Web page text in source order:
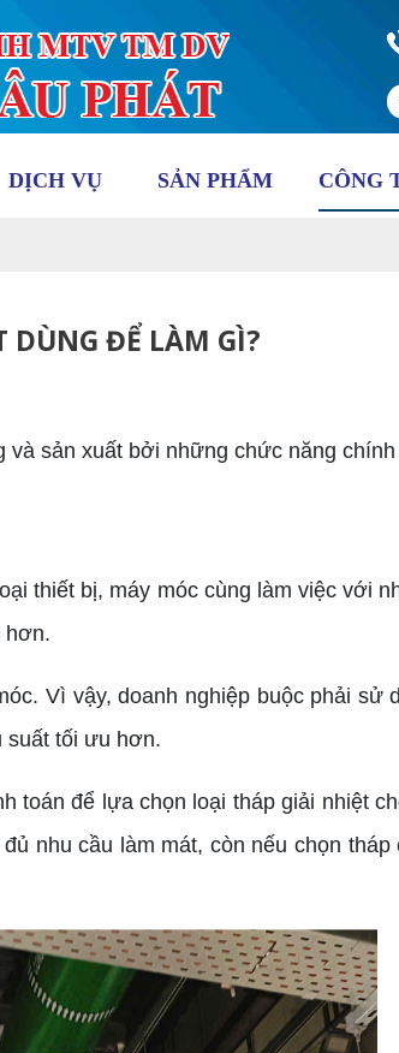
DỊCH VỤ SẢN PHẨM CÔNG
DÙNG ĐỂ LÀM GÌ?
sản xuất bởi những chức năng chính
thiết bị, máy móc cùng làm việc với
hơn.
Vì vậy, doanh nghiệp buộc phải sử
suất tối ưu hơn.
để lựa chọn loại tháp giải nhiệt
nhu cầu làm mát, còn nếu chọn